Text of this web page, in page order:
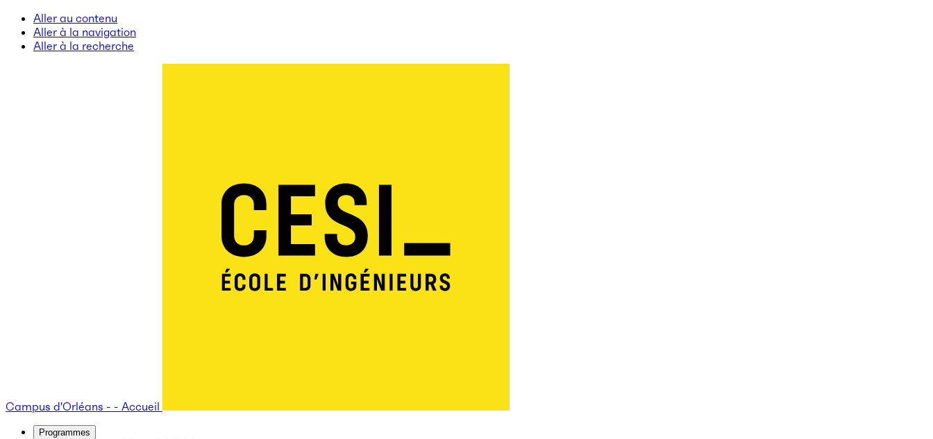
Aller au contenu
Aller à la navigation
Aller à la recherche
Campus d'Orléans - - Accueil
Programmes